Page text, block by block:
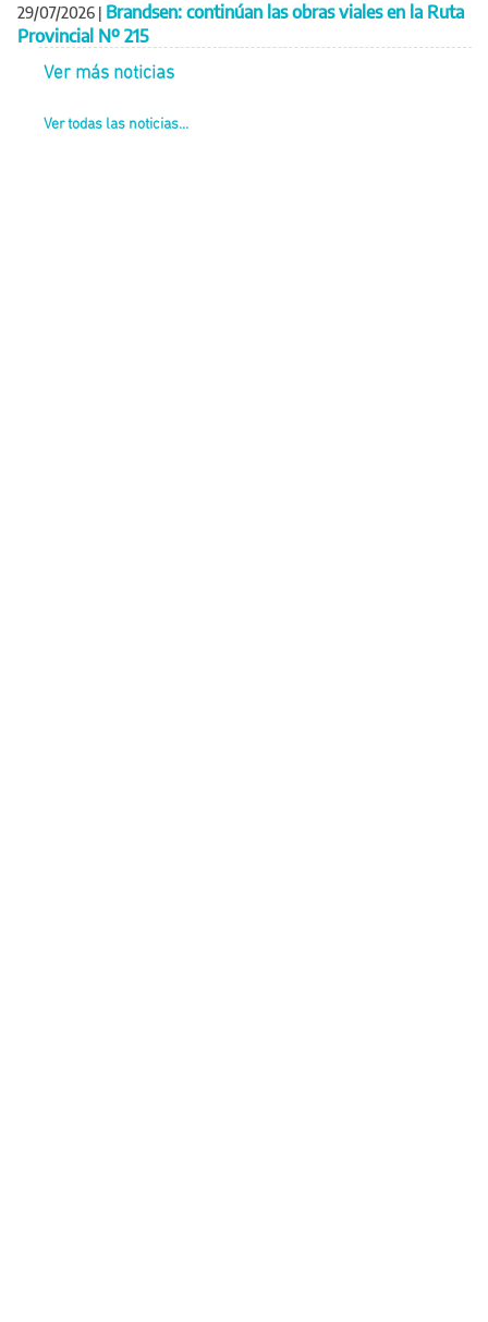
29/07/2026 | Brandsen: continúan las obras viales en la Ruta
Provincial Nº 215
Ver más noticias
Ver todas las noticias...